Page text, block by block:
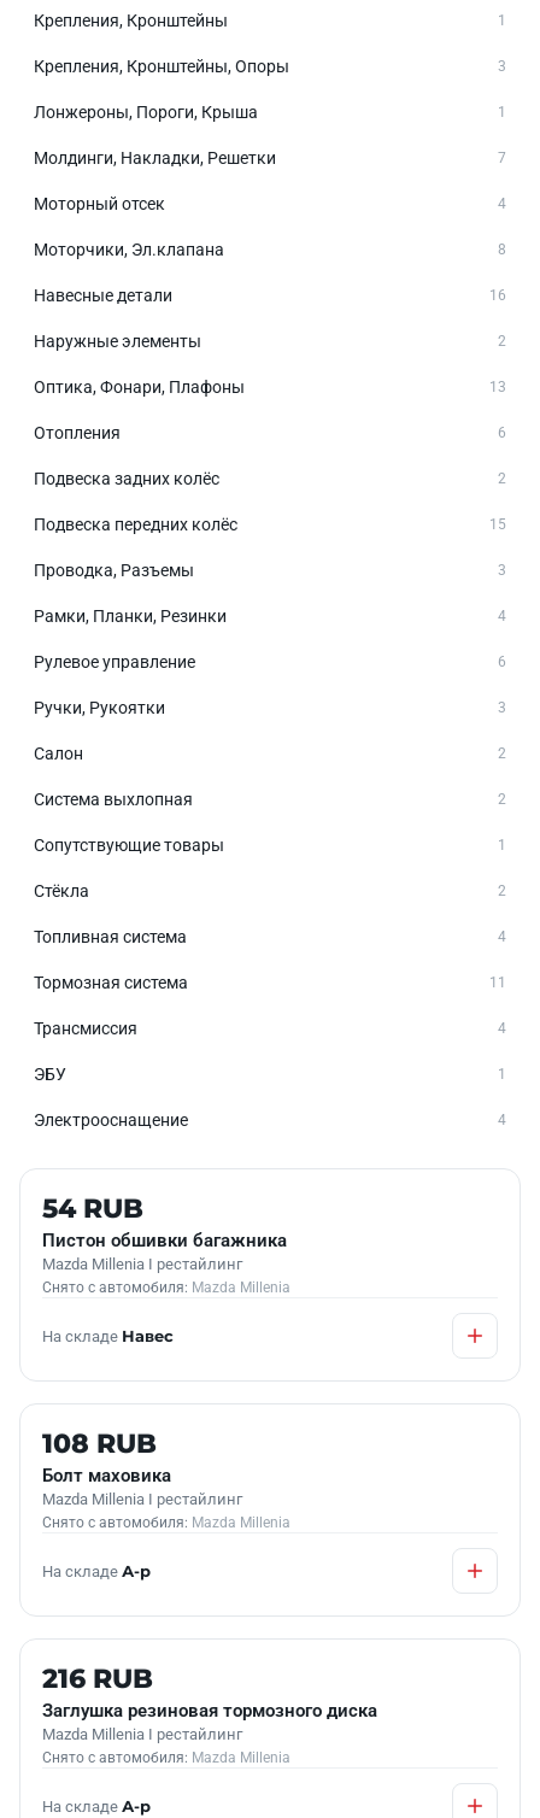
Крепления, Кронштейны 1
Крепления, Кронштейны, Опоры 3
Лонжероны, Пороги, Крыша 1
Молдинги, Накладки, Решетки 7
Моторный отсек 4
Моторчики, Эл.клапана 8
Навесные детали 16
Наружные элементы 2
Оптика, Фонари, Плафоны 13
Отопления 6
Подвеска задних колёс 2
Подвеска передних колёс 15
Проводка, Разъемы 3
Рамки, Планки, Резинки 4
Рулевое управление 6
Ручки, Рукоятки 3
Салон 2
Система выхлопная 2
Сопутствующие товары 1
Стёкла 2
Топливная система 4
Тормозная система 11
Трансмиссия 4
ЭБУ 1
Электрооснащение 4
Б/У В НАЛИЧИИ
54 RUB
Пистон обшивки багажника
Mazda Millenia I рестайлинг
Снято с автомобиля: Mazda Millenia
На складе Навес
Б/У В НАЛИЧИИ
108 RUB
Болт маховика
Mazda Millenia I рестайлинг
Снято с автомобиля: Mazda Millenia
На складе А-р
Б/У В НАЛИЧИИ
216 RUB
Заглушка резиновая тормозного диска
Mazda Millenia I рестайлинг
Снято с автомобиля: Mazda Millenia
На складе А-р